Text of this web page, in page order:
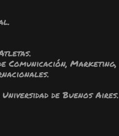
Comunicación, Marketing,
de Buenos Aires.